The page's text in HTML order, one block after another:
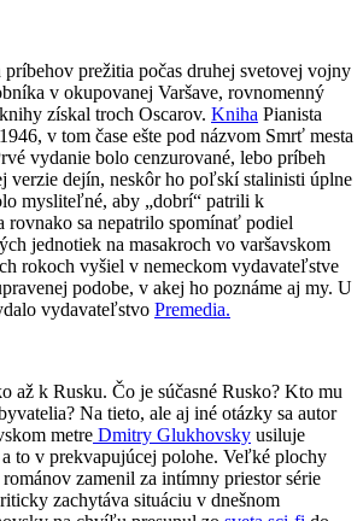
príbehov prežitia počas druhej svetovej vojny
v okupovanej Varšave, rovnomenný
získal troch Oscarov. Kniha Pianista
v tom čase ešte pod názvom Smrť mesta
vydanie bolo cenzurované, lebo príbeh
verzie dejín, neskôr ho poľskí stalinisti úplne
mysliteľné, aby „dobrí“ patrili k
rovnako sa nepatrilo spomínať podiel
jednotiek na masakroch vo varšavskom
rokoch vyšiel v nemeckom vydavateľstve
podobe, v akej ho poznáme aj my. U
vydavateľstvo Premedia.
až k Rusku. Čo je súčasné Rusko? Kto mu
Na tieto, ale aj iné otázky sa autor
metre Dmitry Glukhovsky usiluje
to v prekvapujúcej polohe. Veľké plochy
zamenil za intímny priestor série
zachytáva situáciu v dnešnom